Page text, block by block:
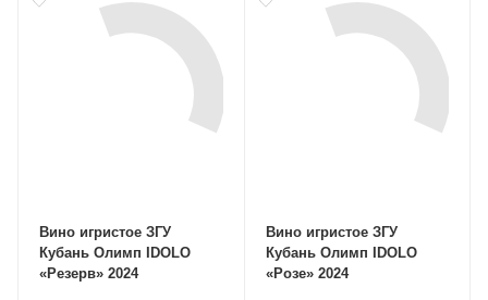
Вино игристое ЗГУ
Кубань Олимп IDOLO
«Резерв» 2024
Вино игристое ЗГУ
Кубань Олимп IDOLO
«Розе» 2024